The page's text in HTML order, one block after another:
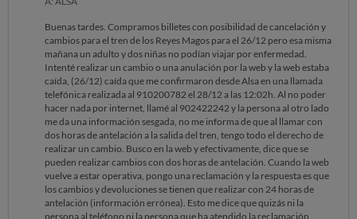
Buenas tardes. Compramos billetes con posibilidad de cancelación y
cambios para el tren de los Reyes Magos para el 26/12 pero esa misma
mañana un adulto y dos niñas no podían viajar por enfermedad.
Intenté realizar un cambio o una anulación por la web y la web estaba
caída, (26/12) caída que me confirmaron desde Alsa en una llamada
telefónica realizada al 910200782 el 28/12 a las 12:02h. Al no poder
hacer nada por internet, llamé al 902422242 y la persona al otro lado
me da una información sesgada, no me informa de que al llamar con
dos horas de antelación a la salida del tren, tengo todo el derecho de
realizar un cambio. Busco en la web y efectivamente, dice que se
pueden realizar cambios con dos horas de antelación. Cuando la web
vuelve a estar operativa, pongo una reclamación y la respuesta es que
los cambios y devoluciones se tienen que realizar con 24 horas de
antelación (información errónea). Esto me dice que quizás ni la
persona al teléfono ni la persona que ha atendido la reclamación